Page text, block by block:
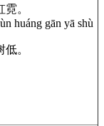
。
huáng gān yā shù
。